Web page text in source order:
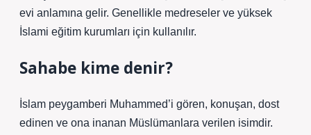
evi anlamına gelir. Genellikle medreseler ve yüksek
İslami eğitim kurumları için kullanılır.
Sahabe kime denir?
İslam peygamberi Muhammed’i gören, konuşan, dost
edinen ve ona inanan Müslümanlara verilen isimdir.